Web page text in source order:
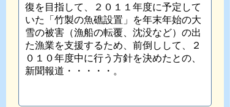
復を目指して、２０１１年度に予定して
いた「竹製の魚礁設置」を年末年始の大
雪の被害（漁船の転覆、沈没など）の出
た漁業を支援するため、前倒しして、２
０１０年度中に行う方針を決めたとの、
新聞報道・・・・・。